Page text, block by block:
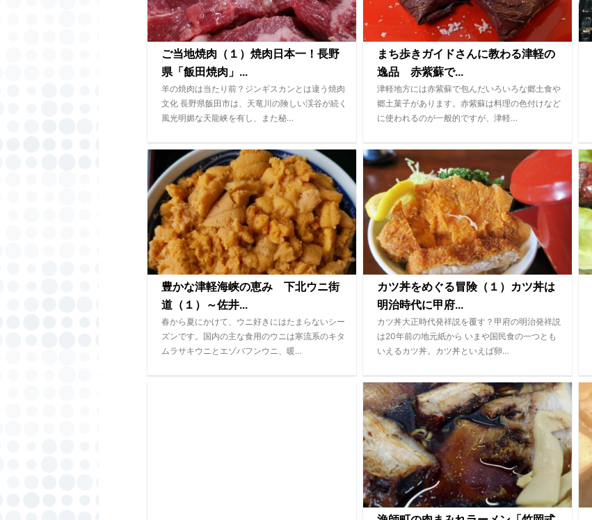
ご当地焼肉（１）焼肉日本一！長野
県「飯田焼肉」...
羊の焼肉は当たり前？ジンギスカンとは違う焼肉
文化 長野県飯田市は、天竜川の険しい渓谷が続く
風光明媚な天龍峡を有し、また秘…
まち歩きガイドさんに教わる津軽の
逸品 赤紫蘇で...
津軽地方には赤紫蘇で包んだいろいろな郷土食や
郷土菓子があります。赤紫蘇は料理の色付けなど
に使われるのが一般的ですが、津軽…
豊かな津軽海峡の恵み 下北ウニ街
道（１）～佐井...
春から夏にかけて、ウニ好きにはたまらないシー
ズンです。国内の主な食用のウニは寒流系のキタ
ムラサキウニとエゾバフンウニ、暖…
カツ丼をめぐる冒険（１）カツ丼は
明治時代に甲府...
カツ丼大正時代発祥説を覆す？甲府の明治発祥説
は20年前の地元紙から いまや国民食の一つとも
いえるカツ丼。カツ丼といえば卵…